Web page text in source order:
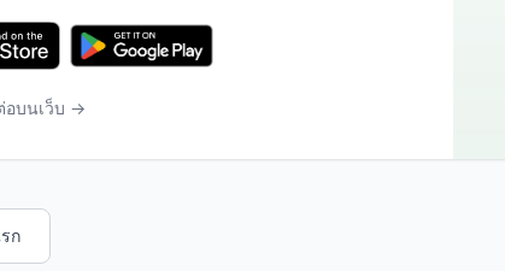
อบนเว็บ →
ก